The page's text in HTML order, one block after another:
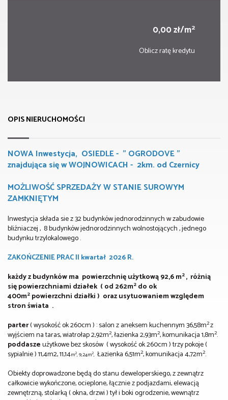
0,00 zł/m2
Oblicz ratę kredytu
OPIS NIERUCHOMOŚCI
NOWA Inwestycja, OSIEDLE - " OGRODOVE "
znajdująca się w WOJNOWICACH - 2km. od Czernicy
MOŻLIWOŚĆ SPRZEDAŻY W STANIE SUROWYM
ZAMKNIĘTYM
Inwestycja składa sie z 32 budynków jednorodzinnych w zabudowie
bliźniaczej , 8 budynków jednorodzinnych wolnostojących , jednego
budynku trzylokalowego .
ZAKOŃCZENIE PRAC II kwartał 2026 R.
każdy z budynków ma powierzchnię użytkową 92,6m2, różnią
się powierzchniami działek ( od 262m2 do ok
400m2 powierzchni działki ) oraz usytuowaniem względem
stron świata .
parter( wysokość ok 260cm ) : salon z aneksem kuchennym 36,58m2z
wyjściem na taras, wiatrołap 2,92m2, łazienka 2,93m2, komunikacja 1,8m2.
poddaszeużytkowe bez skosów ( wysokość ok 260cm ) trzy pokoje (
sypialnie ) 11,4m2, 11,14m2, 9,24m2, Łazienka 6,51m2, komunikacja 4,72m2.
Obiekty doprowadzone będą do stanu deweloperskiego, z zewnątrz
całkowicie wykończone, ocieplone, łącznie z podjazdami, elewacją
zewnętrzną, stolarką ( okna, drzwi ) tył i boki ogrodzenie, wewnątrz